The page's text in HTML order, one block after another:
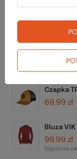
639,99 zł
Najniższa
Koszulka
149,99 zł
Najniższa
Czapka
69,99 zł
Bluza VIK
99,99 zł
Najniższa